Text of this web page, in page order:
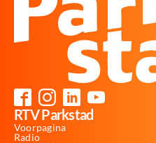
RTV Parkstad
Voorpagina
Radio